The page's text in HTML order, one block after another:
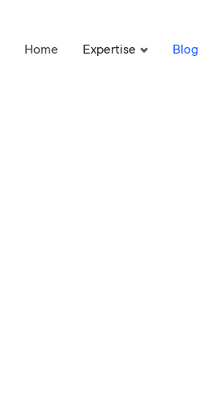
Home Expertise Blog